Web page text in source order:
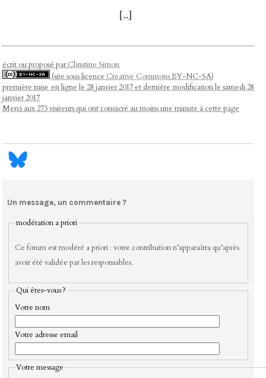
[...]
écrit ou proposé parChristine Simon
(site sous licence Creative CommonsBY-NC-SA)
première mise en ligne le 28 janvier 2017 et dernière modification le samedi 28
janvier 2017
Merci aux 273 visiteurs qui ont consacré au moins une minute à cette page
Un message, un commentaire ?
modération a priori
Ce forum est modéré a priori : votre contribution n’apparaîtra qu’après
avoir été validée par les responsables.
Qui êtes-vous ?
Votre nom
Votre adresse email
Votre message